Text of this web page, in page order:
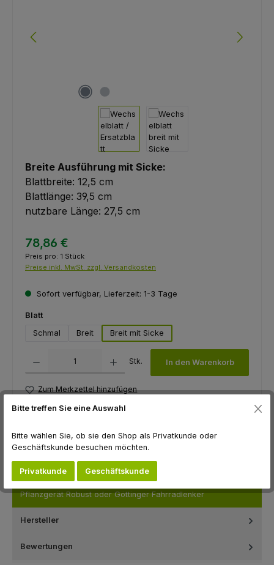
Breite Ausführung mit Sicke:
Blattbreite: 12,5 cm
Blattlänge: 39,5 cm
nutzbare Länge: 27,5 cm
78,86 €
Preis pro: 1 Stück
Preise inkl. MwSt. zzgl. Versandkosten
Sofort verfügbar, Lieferzeit: 1-3 Tage
Blattauswählen
Schmal
Breit Breit mit Sicke
Stk. In den Warenkorb
Zum Merkzettel hinzufügen
Produktnummer: F90056
Beschreibung
Zum Wechseln oder als Ersatz an:Rhodener Hartmannhaue,
Pflanzgerät Robust oder Göttinger Fahrradlenker
Hersteller
Bewertungen
Bitte treffen Sie eine Auswahl
Bitte wählen Sie, ob sie den Shop als Privatkunde oder
Geschäftskunde besuchen möchten.
Privatkunde Geschäftskunde